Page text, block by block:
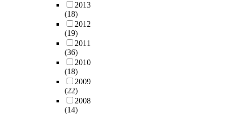
2013
(18)
2012
(19)
2011
(36)
2010
(18)
2009
(22)
2008
(14)